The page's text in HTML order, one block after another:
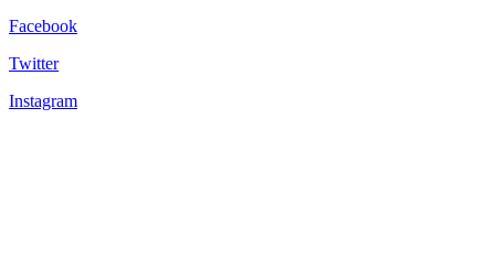
Facebook
Twitter
Instagram